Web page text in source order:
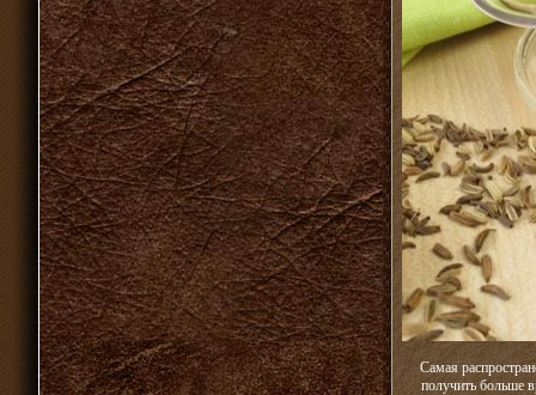
Самая
получить больше